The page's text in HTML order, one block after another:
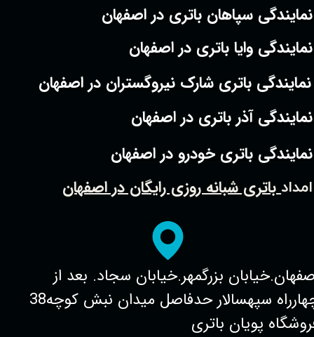
بزرگمهر.خیابان سجاد. بعد از
چهارراه سپهسالار حدفاصل میدان نبش کوچه38
پویان باتری
نمایندگی سپاهان باتری در اصفهان
نمایندگی وایا باتری در اصفهان
نمایندگی آذر باتری در اصفهان
نمایندگی باتری شارک نیروگستران در اصفهان
نمایندگی باتری خودرو در اصفهان
امدادباتری شبانه روزی رایگان در اصفهان